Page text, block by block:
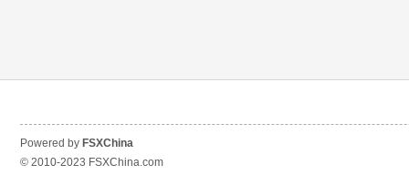
Powered by FSXChina
© 2010-2023 FSXChina.com